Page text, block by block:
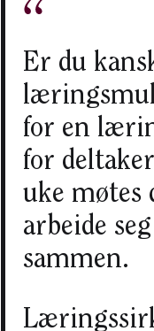
Er du
for en
for
uke møtes
arbeide
sammen.